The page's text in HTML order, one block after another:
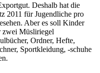
Deshalb hat die
2011 für Jugendliche pro
Aber es soll Kinder
zwei Müsliriegel
Ordner, Hefte,
Sportkleidung, -schuhe